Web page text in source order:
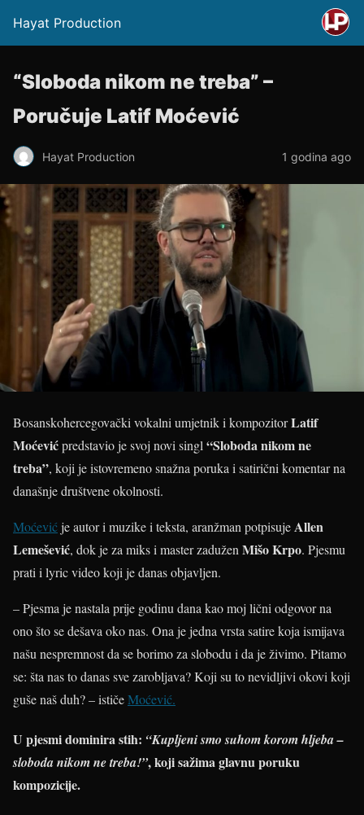
Hayat Production
“Sloboda nikom ne treba” –
Poručuje Latif Moćević
Hayat Production 1 godina ago
Bosanskohercegovački vokalni umjetnik i kompozitorLatif
Moćevićpredstavio je svoj novi singl “Sloboda nikom ne
treba”, koji je istovremeno snažna poruka i satirični komentar na
današnje društvene okolnosti.
Moćevićje autor i muzike i teksta, aranžman potpisujeAllen
Lemešević, dok je za miks i master zadužen Mišo Krpo. Pjesmu
prati i lyric video koji je danas objavljen.
– Pjesma je nastala prije godinu dana kao moj lični odgovor na
ono što se dešava oko nas. Ona je jedna vrsta satire koja ismijava
našu nespremnost da se borimo za slobodu i da je živimo. Pitamo
se: šta nas to danas sve zarobljava? Koji su to nevidljivi okovi koji
guše naš duh? – ističeMoćević.
U pjesmi dominira stih: “Kupljeni smo suhom korom hljeba –
sloboda nikom ne treba!”, koji sažima glavnu poruku
kompozicije.